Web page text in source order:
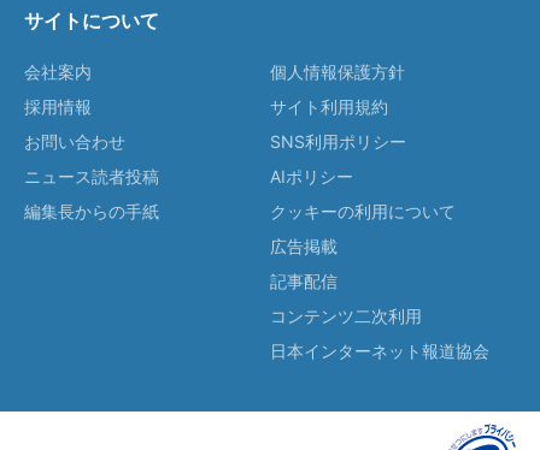
サイトについて
会社案内
採用情報
お問い合わせ
ニュース読者投稿
編集長からの手紙
個人情報保護方針
サイト利用規約
SNS利用ポリシー
AIポリシー
クッキーの利用について
広告掲載
記事配信
コンテンツ二次利用
日本インターネット報道協会